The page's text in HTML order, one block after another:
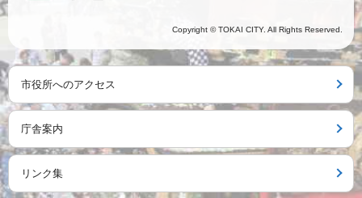
Copyright © TOKAI CITY. All Rights Reserved.
市役所へのアクセス
庁舎案内
リンク集